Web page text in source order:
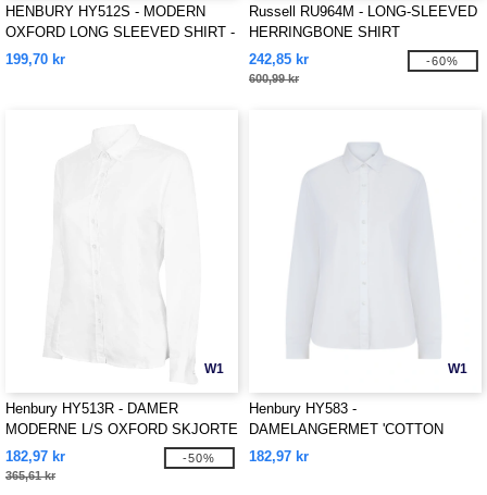
HENBURY HY512S - MODERN
OXFORD LONG SLEEVED SHIRT -
SLIM FIT
199,70 kr
Russell RU964M - LONG-SLEEVED
HERRINGBONE SHIRT
242,85 kr
600,99 kr
-60%
W1
Henbury HY513R - DAMER
MODERNE L/S OXFORD SKJORTE
– REGULAR PASSFORM
182,97 kr
365,61 kr
-50%
W1
Henbury HY583 -
DAMELANGERMET 'COTTON
FEEL' COOLPLUS® SKJORTE
182,97 kr